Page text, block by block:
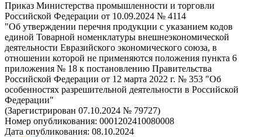
Приказ Министерства промышленности и торговли
Российской Федерации от 10.09.2024 № 4114
"Об утверждении перечня продукции с указанием кодов
единой Товарной номенклатуры внешнеэкономической
деятельности Евразийского экономического союза, в
отношении которой не применяются положения пункта 6
приложения № 18 к постановлению Правительства
Российской Федерации от 12 марта 2022 г. № 353 "Об
особенностях разрешительной деятельности в Российской
Федерации"
(Зарегистрирован 07.10.2024 № 79727)
Номер опубликования: 0001202410080008
Дата опубликования: 08.10.2024